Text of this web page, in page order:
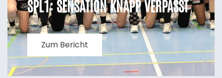
SPL1: SENSATION KNAPP VERPASST
Zum Bericht